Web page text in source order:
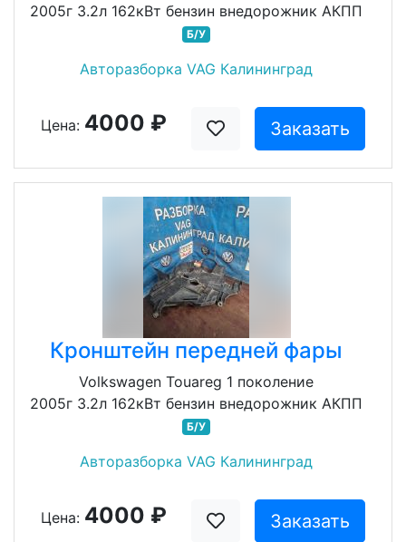
2005г 3.2л 162кВт бензин внедорожник АКПП
Б/У
Авторазборка VAG Калининград
Цена: 4000 ₽ Заказать
Кронштейн передней фары
Volkswagen Touareg 1 поколение
2005г 3.2л 162кВт бензин внедорожник АКПП
Б/У
Авторазборка VAG Калининград
Цена: 4000 ₽ Заказать